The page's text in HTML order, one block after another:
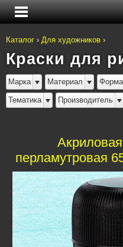
Каталог › Для художников ›
Краски для
Марка Материал Форма
Тематика Производитель
перламутровая